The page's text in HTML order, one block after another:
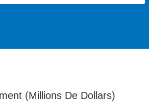
(Millions De Dollars)